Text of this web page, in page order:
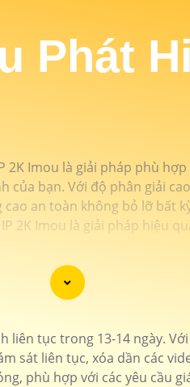
Phát
2K Imou là giải pháp phù
bạn. Với độ phân giải
an toàn không bỏ lỡ bất
2K Imou là giải pháp hiệu
tục trong 13-14 ngày.
sát liên tục, xóa dần các
phù hợp với các yêu cầu